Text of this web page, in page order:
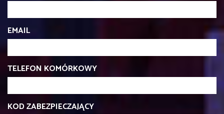
EMAIL
TELEFON KOMÓRKOWY
KOD ZABEZPIECZAJĄCY